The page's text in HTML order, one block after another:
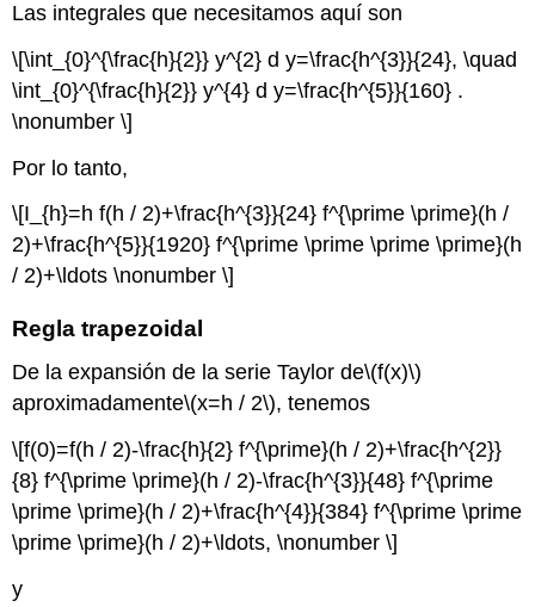
Las integrales que necesitamos aquí son
\[\int_{0}^{\frac{h}{2}} y^{2} d y=\frac{h^{3}}{24}, \quad
\int_{0}^{\frac{h}{2}} y^{4} d y=\frac{h^{5}}{160} .
\nonumber \]
Por lo tanto,
\[I_{h}=h f(h / 2)+\frac{h^{3}}{24} f^{\prime \prime}(h /
2)+\frac{h^{5}}{1920} f^{\prime \prime \prime \prime}(h
/ 2)+\ldots \nonumber \]
Regla trapezoidal
De la expansión de la serie Taylor de\(f(x)\)
aproximadamente\(x=h / 2\), tenemos
\[f(0)=f(h / 2)-\frac{h}{2} f^{\prime}(h / 2)+\frac{h^{2}}
{8} f^{\prime \prime}(h / 2)-\frac{h^{3}}{48} f^{\prime
\prime \prime}(h / 2)+\frac{h^{4}}{384} f^{\prime \prime
\prime \prime}(h / 2)+\ldots, \nonumber \]
y